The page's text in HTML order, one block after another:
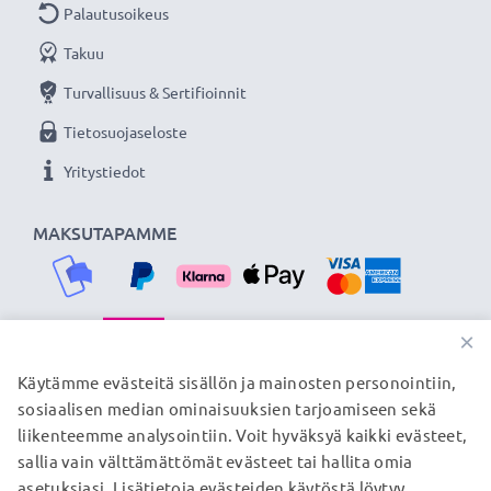
MAKSUTAPAMME
Palautusoikeus
Takuu
Turvallisuus & Sertifioinnit
Tietosuojaseloste
Yritystiedot
TOIMITUSKUMPPANIMME
© subtel.fi 2026
×
Käytämme evästeitä sisällön ja mainosten personointiin,
sosiaalisen median ominaisuuksien tarjoamiseen sekä
liikenteemme analysointiin. Voit hyväksyä kaikki evästeet,
sallia vain välttämättömät evästeet tai hallita omia